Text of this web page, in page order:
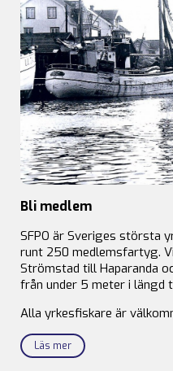
Bli medlem
SFPO är Sveriges största
runt 250 medlemsfartyg.
Strömstad till Haparanda
från under 5 meter i längd
Alla yrkesfiskare är
Läs mer